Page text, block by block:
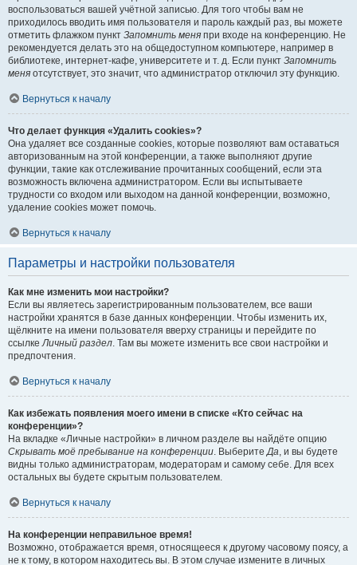
воспользоваться вашей учётной записью. Для того чтобы вам не
приходилось вводить имя пользователя и пароль каждый раз, вы можете
отметить флажком пункт Запомнить меня при входе на конференцию. Не
рекомендуется делать это на общедоступном компьютере, например в
библиотеке, интернет-кафе, университете и т. д. Если пункт Запомнить
меня отсутствует, это значит, что администратор отключил эту функцию.
Вернуться к началу
Что делает функция «Удалить cookies»?
Она удаляет все созданные cookies, которые позволяют вам оставаться
авторизованным на этой конференции, а также выполняют другие
функции, такие как отслеживание прочитанных сообщений, если эта
возможность включена администратором. Если вы испытываете
трудности со входом или выходом на данной конференции, возможно,
удаление cookies может помочь.
Вернуться к началу
Параметры и настройки пользователя
Как мне изменить мои настройки?
Если вы являетесь зарегистрированным пользователем, все ваши
настройки хранятся в базе данных конференции. Чтобы изменить их,
щёлкните на имени пользователя вверху страницы и перейдите по
ссылкеЛичный раздел. Там вы можете изменить все свои настройки и
предпочтения.
Вернуться к началу
Как избежать появления моего имени в списке «Кто сейчас на
конференции»?
На вкладке «Личные настройки» в личном разделе вы найдёте опцию
Скрывать моё пребывание на конференции. ВыберитеДа, и вы будете
видны только администраторам, модераторам и самому себе. Для всех
остальных вы будете скрытым пользователем.
Вернуться к началу
На конференции неправильное время!
Возможно, отображается время, относящееся к другому часовому поясу, а
не к тому, в котором находитесь вы. В этом случае измените в личных